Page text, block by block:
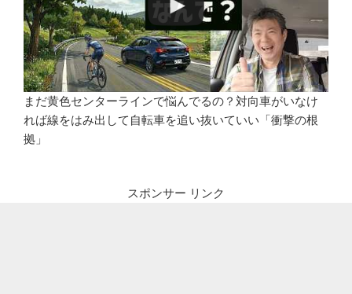
まだ黄色センターラインで悩んでるの？対向車がいなけ
れば線をはみ出して自転車を追い抜いていい「衝撃の根
拠」
スポンサー リンク